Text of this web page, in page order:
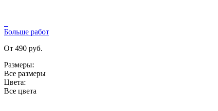
Больше работ
От 490 руб.
Размеры:
Все размеры
Цвета:
Все цвета